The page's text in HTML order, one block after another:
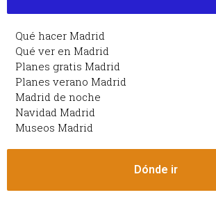
Qué hacer Madrid
Qué ver en Madrid
Planes gratis Madrid
Planes verano Madrid
Madrid de noche
Navidad Madrid
Museos Madrid
Dónde ir